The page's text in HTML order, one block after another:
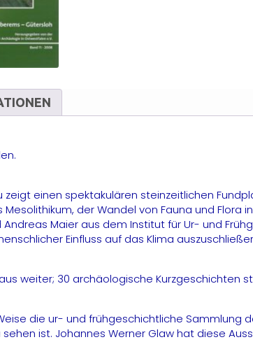
einen spektakulären steinzeitlichen
der Wandel von Fauna und
Maier aus dem Institut für Ur- und
Einfluss auf das Klima
weiter; 30 archäologische
die ur- und frühgeschichtliche
ist. Johannes Werner Glaw hat diese